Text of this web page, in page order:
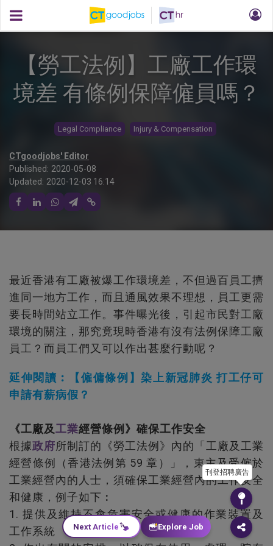
【勞工法例】工廠工作環
境差 有條例保障僱員嗎？
Legal Compliance Injury & Compensation
CTgoodjobs' Editor
Published: 2020-05-08
Updated: 2020-12-03 16:14
最近香港有工廠被爆工作環境差，不但過百員工擠
進同一地方工作，而且通風效果不理想，員工更需
要長時間站立工作。事件曝光後，引起市民對工廠
環境的關注，那究竟現時香港有沒有法例保障工廠
員工？而員工們又可以作出甚麼行動呢？
延伸閱讀︰【僱傭條例】染上新冠肺炎 打工仔可
申請有薪病假？
《工廠及工業經營條例》確保工作安全
根據政府所制訂的《勞工法例》內的「工廠及工業
經營條例（香港法例第 59 章）」，東主及受僱於
工業經營內的人士，須確保工業經營內的工作安全
和健康，例子如下︰
1. 提供及維持不會危害安全或健康的作業裝置及
工作系統
刊登招聘廣告
Next Article Explore Job